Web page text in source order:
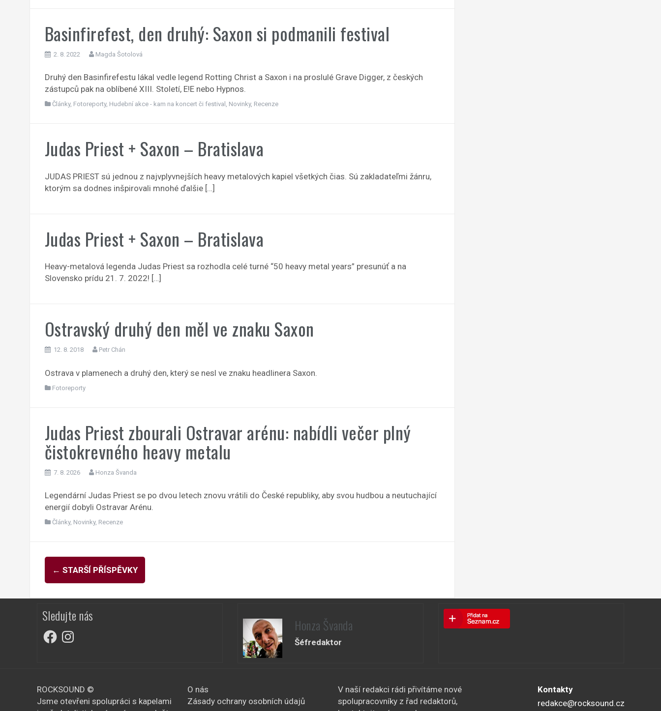
Basinfirefest, den druhý: Saxon si podmanili festival
2. 8. 2022 Magda Šotolová
Druhý den Basinfirefestu lákal vedle legend Rotting Christ a Saxon i na proslulé Grave Digger, z českých
zástupců pak na oblíbené XIII. Století, E!E nebo Hypnos.
Články, Fotoreporty, Hudební akce - kam na koncert či festival , Novinky, Recenze
Judas Priest + Saxon – Bratislava
JUDAS PRIEST sú jednou z najvplyvnejších heavy metalových kapiel všetkých čias. Sú zakladateľmi žánru,
ktorým sa dodnes inšpirovali mnohé ďalšie […]
Judas Priest + Saxon – Bratislava
Heavy-metalová legenda Judas Priest sa rozhodla celé turné “50 heavy metal years” presunúť a na
Slovensko prídu 21. 7. 2022! […]
Ostravský druhý den měl ve znaku Saxon
12. 8. 2018 Petr Chán
Ostrava v plamenech a druhý den, který se nesl ve znaku headlinera Saxon.
Fotoreporty
Judas Priest zbourali Ostravar arénu: nabídli večer plný
čistokrevného heavy metalu
7. 8. 2026 Honza Švanda
Legendární Judas Priest se po dvou letech znovu vrátili do České republiky, aby svou hudbou a neutuchající
energií dobyli Ostravar Arénu.
Články, Novinky, Recenze
Navigace
pro
příspěvky
← STARŠÍ PŘÍSPĚVKY
Sledujte nás
FacebookInstagram Honza Švanda
Šéfredaktor
ROCKSOUND ©
Jsme otevřeni spolupráci s kapelami
O nás
Zásady ochrany osobních údajů
V naší redakci rádi přivítáme nové
spolupracovníky z řad redaktorů,
Kontakty
redakce@rocksound.cz